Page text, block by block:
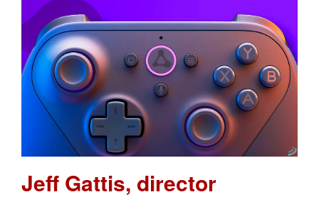
Jeff Gattis, director